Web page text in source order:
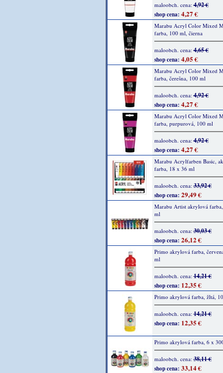
maloobch. cena:4,92 €
shop cena: 4,27 €
Marabu Acryl Color Mixed
farba, 100 ml, čierna
maloobch. cena:4,65 €
shop cena: 4,05 €
Marabu Acryl Color Mixed
farba, čerešna, 100 ml
maloobch. cena:4,92 €
shop cena: 4,27 €
Marabu Acryl Color Mixed
farba, purpurová, 100 ml
maloobch. cena:4,92 €
shop cena: 4,27 €
Marabu Acrylfarben Basic,
farba, 18 x 36 ml
maloobch. cena:33,92 €
shop cena: 29,49 €
Marabu Artist akrylová
ml
maloobch. cena:30,03 €
shop cena: 26,12 €
Primo akrylová farba,
ml
maloobch. cena:14,21 €
shop cena: 12,35 €
Primo akrylová farba, žltá,
maloobch. cena:14,21 €
shop cena: 12,35 €
Primo akrylová farba, 6 x
maloobch. cena:38,11 €
shop cena: 33,14 €